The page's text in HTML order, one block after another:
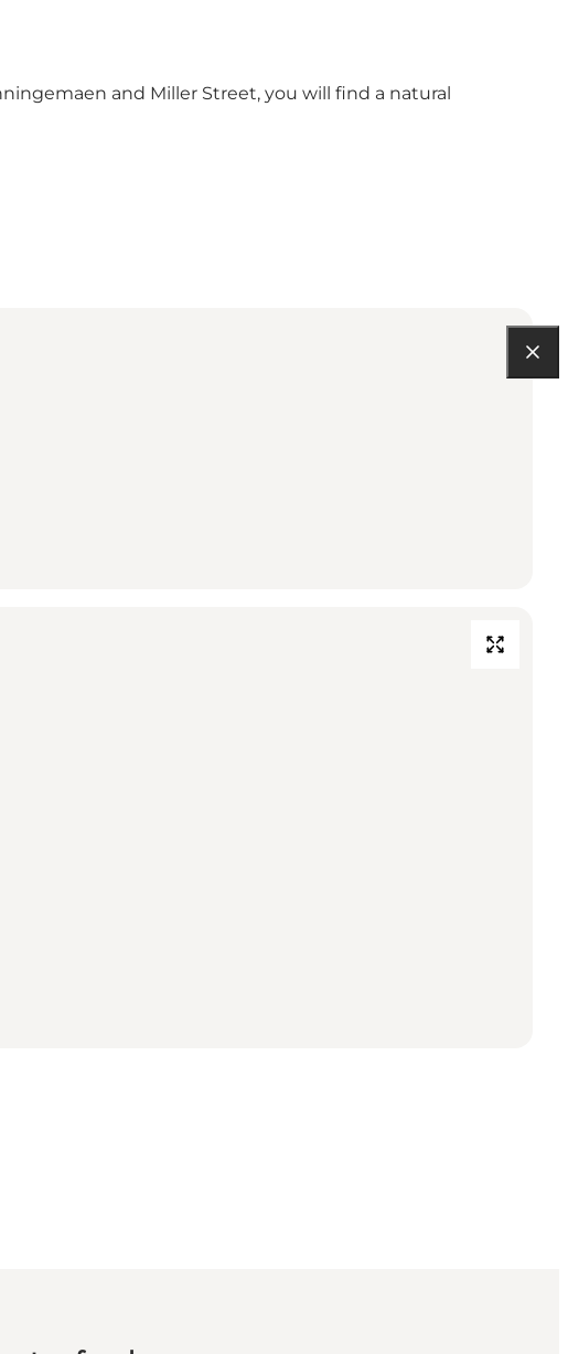
and Miller Street, you will find a natural